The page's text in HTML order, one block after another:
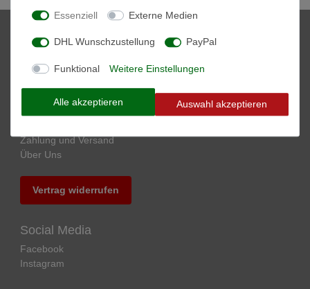
Mein Konto
Login
Informationen
Zahlung und Versand
Über Uns
Vertrag widerrufen
Social Media
Facebook
Instagram
Essenziell Externe Medien
DHL Wunschzustellung PayPal
Funktional Weitere Einstellungen
Alle akzeptieren Auswahl akzeptieren